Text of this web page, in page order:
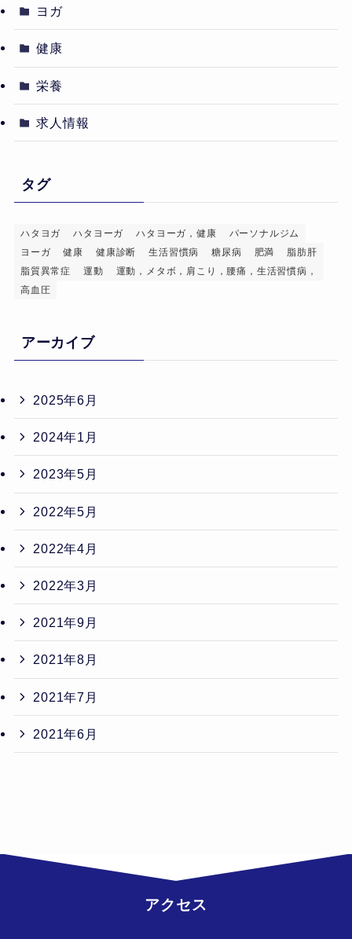
ヨガ
健康
栄養
求人情報
タグ
ハタヨガ ハタヨーガ ハタヨーガ，健康
パーソナルジム
ヨーガ
健康 健康診断 生活習慣病 糖尿病 肥満
脂肪肝
脂質異常症
運動
運動，メタボ，肩こり，腰痛，生活習慣病，
高血圧
アーカイブ
2025年6月
2024年1月
2023年5月
2022年5月
2022年4月
2022年3月
2021年9月
2021年8月
2021年7月
2021年6月
アクセス